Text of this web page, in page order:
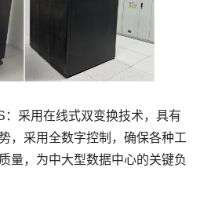
采用在线式双变换技术，具有
，采用全数字控制，确保各种工
量，为中大型数据中心的关键负